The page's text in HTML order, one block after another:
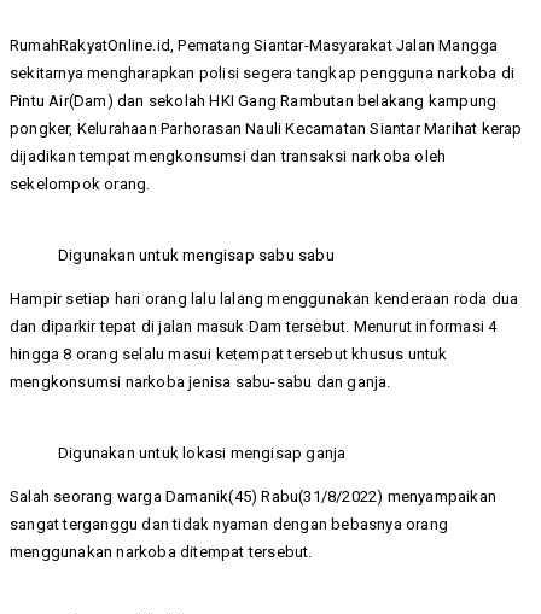
RumahRakyatOnline.id, Pematang Siantar-Masyarakat Jalan Mangga
sekitarnya mengharapkan polisi segera tangkap pengguna narkoba di
Pintu Air(Dam) dan sekolah HKI Gang Rambutan belakang kampung
pongker, Kelurahaan Parhorasan Nauli Kecamatan Siantar Marihat kerap
dijadikan tempat mengkonsumsi dan transaksi narkoba oleh
sekelompok orang.
Digunakan untuk mengisap sabu sabu
Hampir setiap hari orang lalu lalang menggunakan kenderaan roda dua
dan diparkir tepat di jalan masuk Dam tersebut. Menurut informasi 4
hingga 8 orang selalu masui ketempat tersebut khusus untuk
mengkonsumsi narkoba jenisa sabu-sabu dan ganja.
Digunakan untuk lokasi mengisap ganja
Salah seorang warga Damanik(45) Rabu(31/8/2022) menyampaikan
sangat terganggu dan tidak nyaman dengan bebasnya orang
menggunakan narkoba ditempat tersebut.